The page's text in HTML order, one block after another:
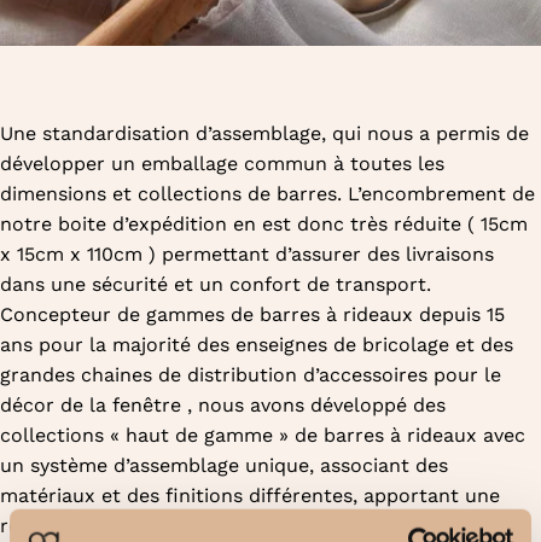
Une standardisation d’assemblage, qui nous a permis de
développer un emballage commun à toutes les
dimensions et collections de barres. L’encombrement de
notre boite d’expédition en est donc très réduite ( 15cm
x 15cm x 110cm ) permettant d’assurer des livraisons
dans une sécurité et un confort de transport.
Concepteur de gammes de barres à rideaux depuis 15
ans pour la majorité des enseignes de bricolage et des
grandes chaines de distribution d’accessoires pour le
décor de la fenêtre , nous avons développé des
collections « haut de gamme » de barres à rideaux avec
un système d’assemblage unique, associant des
matériaux et des finitions différentes, apportant une
réelle innovation dans ce domaine et allant à l’encontre